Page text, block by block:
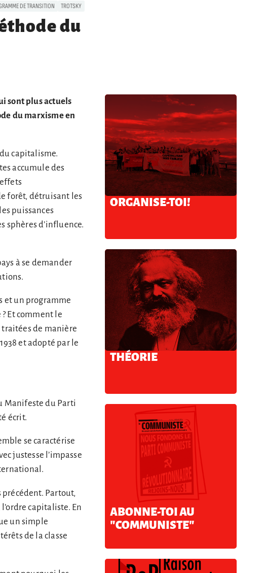
DE TRANSITION TROTSKY
du
sont plus actuels
du marxisme en
capitalisme.
accumule des
forêt, détruisant les
puissances
sphères d’influence.
à se demander
et un programme
Et comment le
traitées de manière
et adopté par le
Manifeste du Parti
écrit.
se caractérise
justesse l’impasse
précédent. Partout,
capitaliste. En
un simple
de la classe
ORGANISE-TOI!
THÉORIE
ABONNE-TOI AU
"COMMUNISTE"